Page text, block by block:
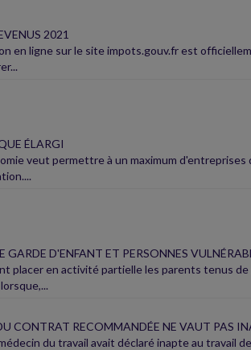
2021
en ligne sur le site impots.gouv.fr est
ÉLARGI
veut permettre à un maximum
D'ENFANT ET PERSONNES
placer en activité partielle les parents tenus
CONTRAT RECOMMANDÉE NE VAUT PAS
du travail avait déclaré inapte au travail